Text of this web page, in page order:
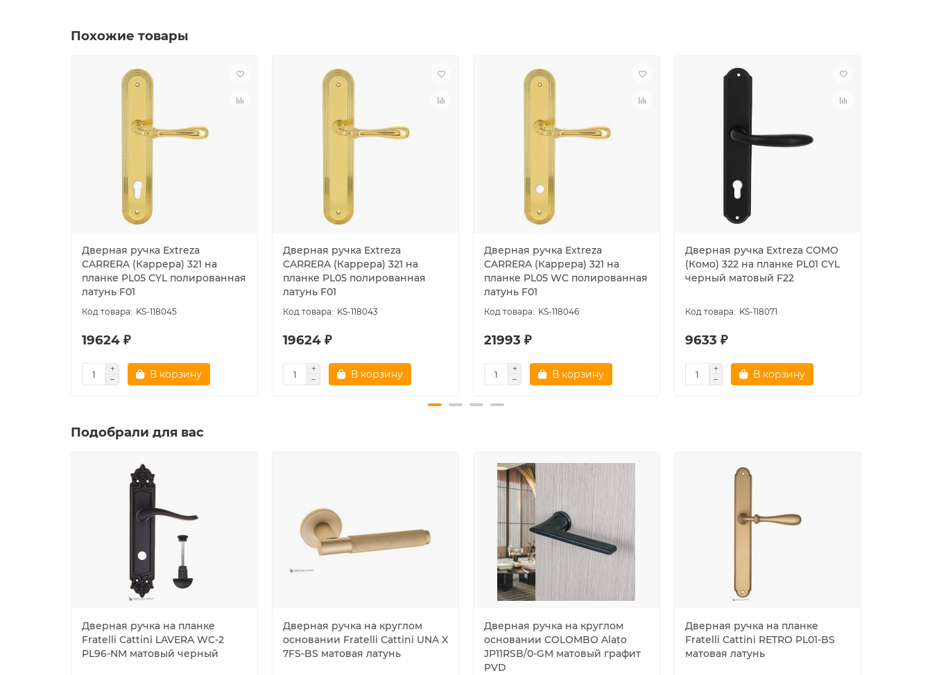
Похожие товары
Дверная ручка Extreza
CARRERA (Каррера) 321 на
планке PL05 CYL полированная
латунь F01
KS-118045
19624 ₽
В корзину
Дверная ручка Extreza
CARRERA (Каррера) 321 на
планке PL05 полированная
латунь F01
KS-118043
19624 ₽
В корзину
Дверная ручка Extreza
CARRERA (Каррера) 321 на
планке PL05 WC полированная
латунь F01
KS-118046
21993 ₽
В корзину
Дверная ручка Extreza COMO
(Комо) 322 на планке PL01 CYL
черный матовый F22
KS-118071
9633 ₽
В корзину
Подобрали для вас
Дверная ручка на планке
Fratelli Cattini LAVERA WC-2
PL96-NM матовый черный
Дверная ручка на круглом
основании Fratelli Cattini UNA X
7FS-BS матовая латунь
Дверная ручка на круглом
основании COLOMBO Alato
JP11RSB/0-GM матовый графит
PVD
Дверная ручка на планке
Fratelli Cattini RETRO PL01-BS
матовая латунь